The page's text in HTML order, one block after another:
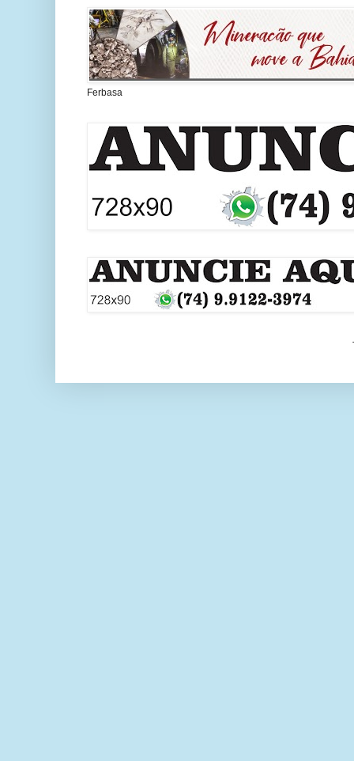
Ferbasa